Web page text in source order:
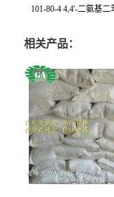
101-80-4 4,4'-二氨基二
相关产品：